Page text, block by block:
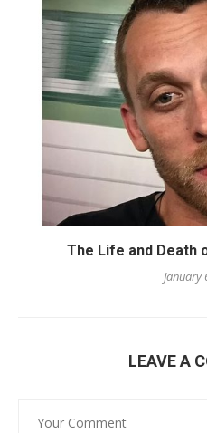
The Life and Death
January
LEAVE A